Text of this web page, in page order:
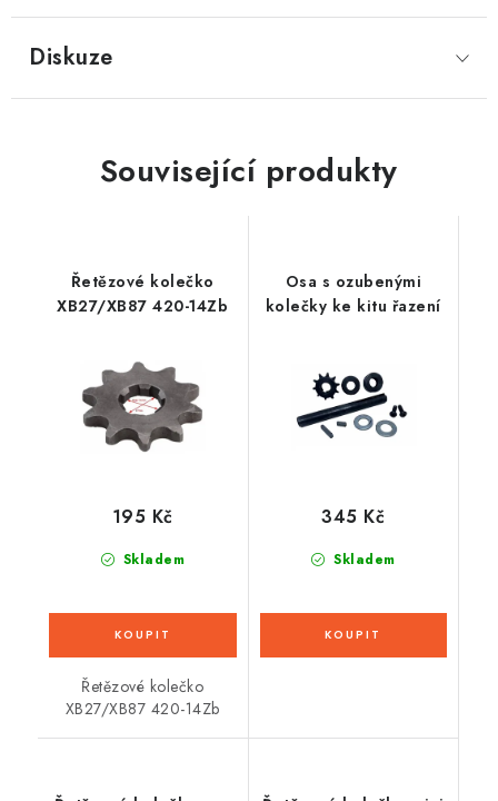
Diskuze
Související produkty
Řetězové kolečko
XB27/XB87 420-14Zb
Skladem
195 Kč
Řetězové kolečko
XB27/XB87 420-14Zb
Osa s ozubenými
kolečky ke kitu řazení
Skladem
345 Kč